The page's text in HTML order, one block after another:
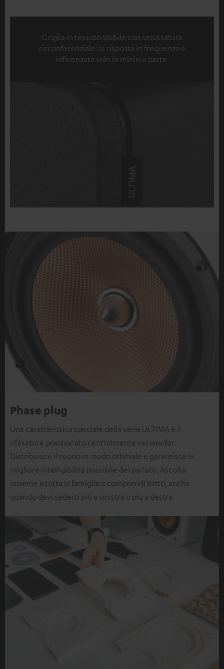
Griglia in tessuto stabile con smussatura
circonferenziale: la risposta in frequenza è
influenzata solo in minima parte.
Phase plug
Una caratteristica speciale della serie ULTIMA è il
rifasatore posizionato centralmente nel woofer.
Distribuisce il suono in modo ottimale e garantisce la
migliore intelligibilità possibile del parlato. Ascolta
insieme a tutta la famiglia e comprendi tutto, anche
quando devi sederti più a sinistra o più a destra.